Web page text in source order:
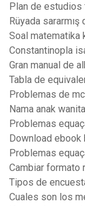
Plan de
Rüyada
Soal
Constantinopla
Gran manual de
Tabla de
Problemas de
Nama anak
Problemas
Download ebook
Problemas
Cambiar formato
Tipos de
Cuales son los